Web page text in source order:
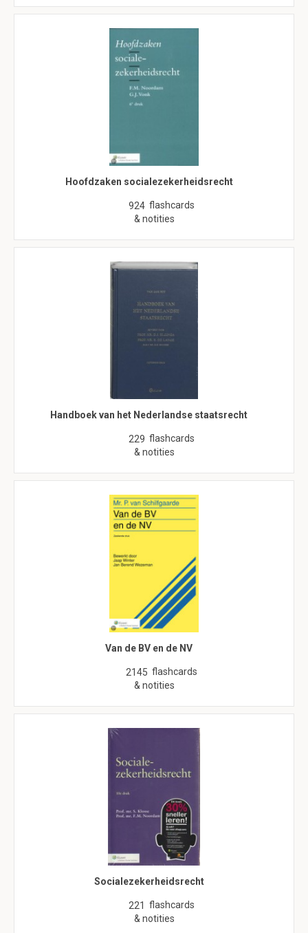
Hoofdzaken socialezekerheidsrecht
924 flashcards
& notities
Handboek van het Nederlandse staatsrecht
229 flashcards
& notities
Van de BV en de NV
2145 flashcards
& notities
Socialezekerheidsrecht
221 flashcards
& notities